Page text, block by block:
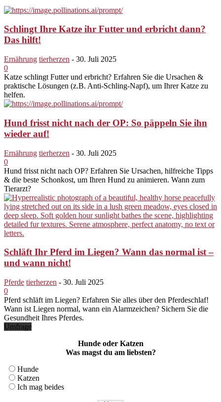
Schlingt Ihre Katze ihr Futter und erbricht dann?
Das hilft!
Ernährung tierherzen - 30. Juli 2025
0
Katze schlingt Futter und erbricht? Erfahren Sie die Ursachen &
praktische Lösungen (z.B. Anti-Schling-Napf), um Ihrer Katze zu
helfen.
Hund frisst nicht nach der OP: So päppeln Sie ihn
wieder auf!
Ernährung tierherzen - 30. Juli 2025
0
Hund frisst nicht nach OP? Erfahren Sie Ursachen, hilfreiche Tipps
& die beste Schonkost, um Ihren Hund zu animieren. Wann zum
Tierarzt?
Schläft Ihr Pferd im Liegen? Wann das normal ist –
und wann nicht!
Pferde tierherzen - 30. Juli 2025
0
Pferd schläft im Liegen? Erfahren Sie alles über den Pferdeschlaf!
Wann ist Liegen normal, wann ein Alarmzeichen? Sichern Sie die
Gesundheit Ihres Pferdes.
Umfrage
Hunde oder Katzen
Was magst du am liebsten?
Hunde
Katzen
Ich mag beides